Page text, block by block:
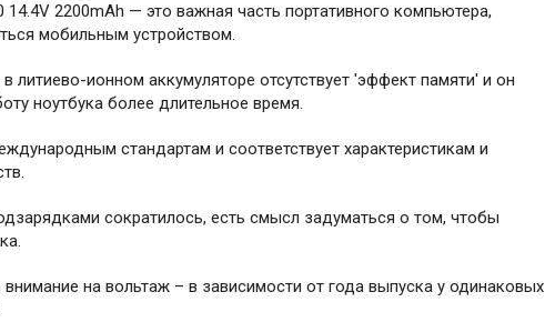
2200mAh — это важная часть портативного компьютера,
мобильным устройством.
литиево-ионном аккумуляторе отсутствует 'эффект памяти' и он
ноутбука более длительное время.
стандартам и соответствует характеристикам и
сократилось, есть смысл задуматься о том, чтобы
на вольтаж – в зависимости от года выпуска у одинаковых